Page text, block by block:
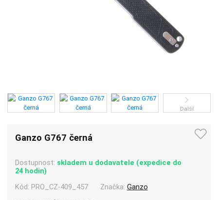
Další
Ganzo G767 černá
Dostupnost: skladem u dodavatele (expedice do
24 hodin)
Kód: PRO_CZ-409_457 Značka: Ganzo